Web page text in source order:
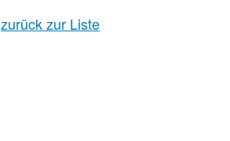
zurück zur Liste